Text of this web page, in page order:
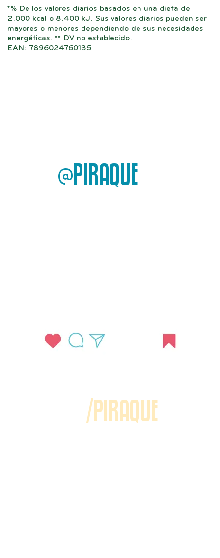
*% De los valores diarios basados ​​en una dieta de
2.000 kcal o 8.400 kJ. Sus valores diarios pueden ser
mayores o menores dependiendo de sus necesidades
energéticas. ** DV no establecido.
EAN: 7896024760135
@PIRAQUE
/PIRAQUE